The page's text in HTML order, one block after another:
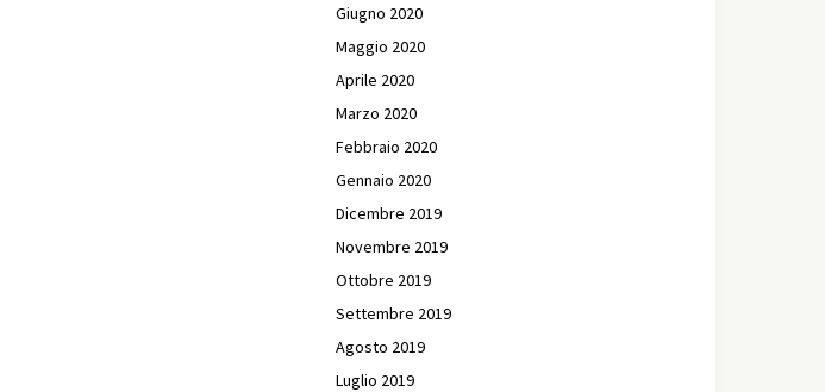
Giugno 2020
Maggio 2020
Aprile 2020
Marzo 2020
Febbraio 2020
Gennaio 2020
Dicembre 2019
Novembre 2019
Ottobre 2019
Settembre 2019
Agosto 2019
Luglio 2019